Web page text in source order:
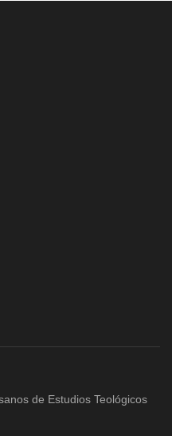
de Estudios Teológicos